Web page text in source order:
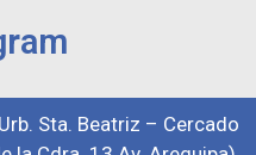
Sta. Beatriz – Cercado